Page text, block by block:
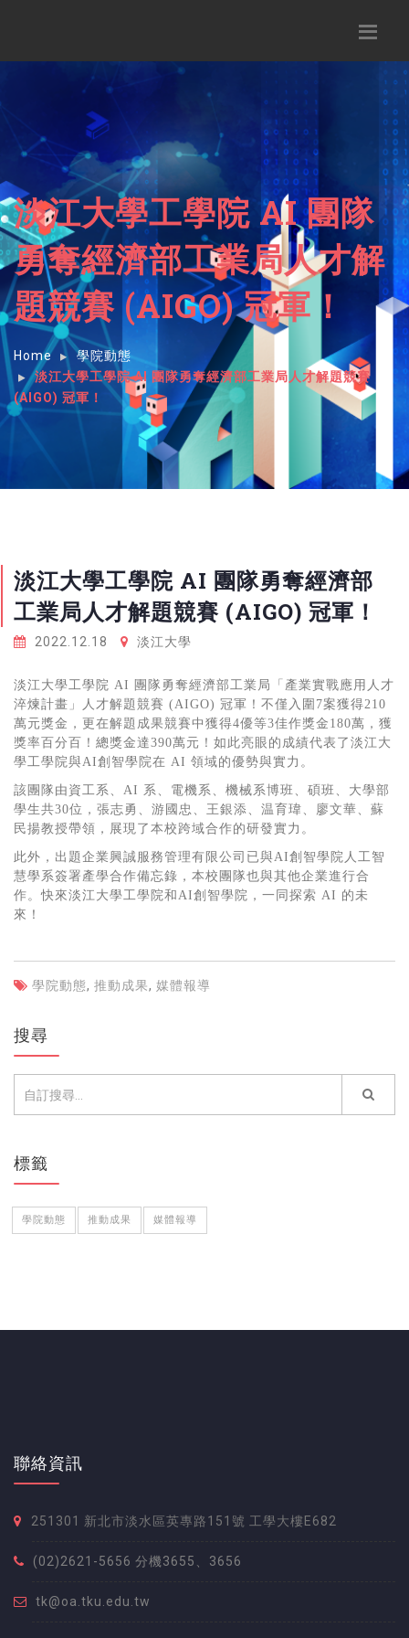
淡江大學工學院 AI 團隊
勇奪經濟部工業局人才解
題競賽 (AIGO) 冠軍！
Home
學院動態
淡江大學工學院 AI 團隊勇奪經濟部工業局人才解題競賽
(AIGO) 冠軍！
淡江大學工學院 AI 團隊勇奪經濟部
工業局人才解題競賽 (AIGO) 冠軍！
2022.12.18 淡江大學
淡江大學工學院 AI 團隊勇奪經濟部工業局「產業實戰應用人才
淬煉計畫」人才解題競賽 (AIGO) 冠軍！不僅入圍 7案獲得210
萬元獎金，更在解題成果競賽中獲得4優等3佳作獎金 180萬，獲
獎率百分百！總獎金達390萬元！如此亮眼的成績代表了淡江大
學工學院與AI創智學院在 AI 領域的優勢與實力。
該團隊由資工系、 AI 系、電機系、機械系博班、碩班、大學部
學生共30位，張志勇、游國忠、王銀添、温育瑋、廖文華、蘇
民揚教授帶領，展現了本校跨域合作的研發實力。
此外，出題企業興誠服務管理有限公司已與AI創智學院人工智
慧學系簽署產學合作備忘錄，本校團隊也與其他企業進行合
作。快來淡江大學工學院和 AI創智學院，一同探索 AI 的未
來！
學院動態, 推動成果, 媒體報導
搜尋
標籤
學院動態 推動成果 媒體報導
聯絡資訊
251301 新北市淡水區英專路151號 工學大樓E682
(02)2621-5656 分機3655、3656
tk@oa.tku.edu.tw